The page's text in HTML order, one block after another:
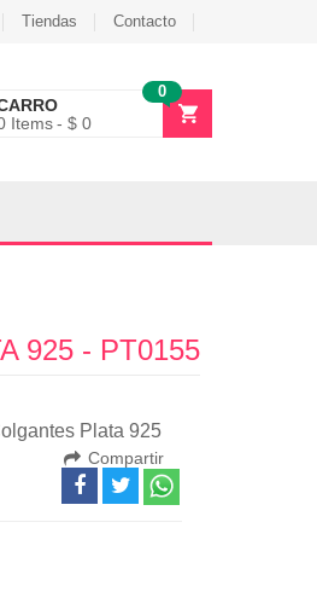
Tiendas Contacto
0
Items $ 0
925 - PT0155
Plata 925
Compartir